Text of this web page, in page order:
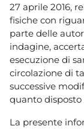
27 aprile 2016,
fisiche con
parte delle
indagine,
esecuzione di
circolazione di
successive
quanto disposto
La presente